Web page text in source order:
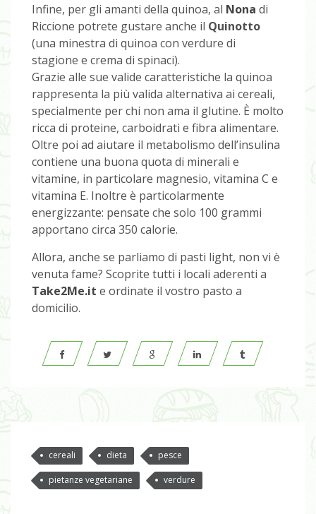
Infine, per gli amanti della quinoa, al Nona di
Riccione potrete gustare anche il Quinotto
(una minestra di quinoa con verdure di
stagione e crema di spinaci).
Grazie alle sue valide caratteristiche la quinoa
rappresenta la più valida alternativa ai cereali,
specialmente per chi non ama il glutine. È molto
ricca di proteine, carboidrati e fibra alimentare.
Oltre poi ad aiutare il metabolismo dell’insulina
contiene una buona quota di minerali e
vitamine, in particolare magnesio, vitamina C e
vitamina E. Inoltre è particolarmente
energizzante: pensate che solo 100 grammi
apportano circa 350 calorie.
Allora, anche se parliamo di pasti light, non vi è
venuta fame? Scoprite tutti i locali aderenti a
Take2Me.it e ordinate il vostro pasto a
domicilio.
cereali dieta pesce
pietanze vegetariane verdure